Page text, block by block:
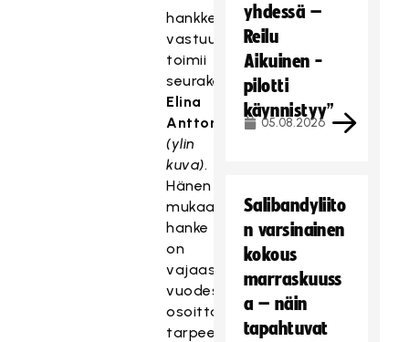
hankkeen
vastuuhenkilönä
toimii
seurakehittäjä
Elina
Anttonen
(ylin
kuva).
Hänen
mukaansa
hanke
on
vajaassa
vuodessa
osoittanut
tarpeellisuutensa.
yhdessä –
Reilu
Aikuinen -
pilotti
käynnistyy”
05.08.2026
Salibandyliito
n varsinainen
kokous
marraskuuss
a – näin
tapahtuvat